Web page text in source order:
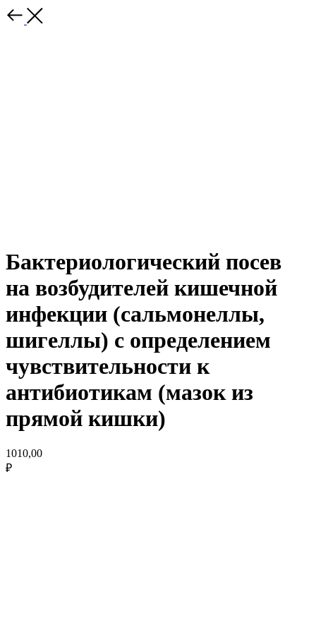
Бактериологический посев
на возбудителей кишечной
инфекции (сальмонеллы,
шигеллы) с определением
чувствительности к
антибиотикам (мазок из
прямой кишки)
1010,00
₽